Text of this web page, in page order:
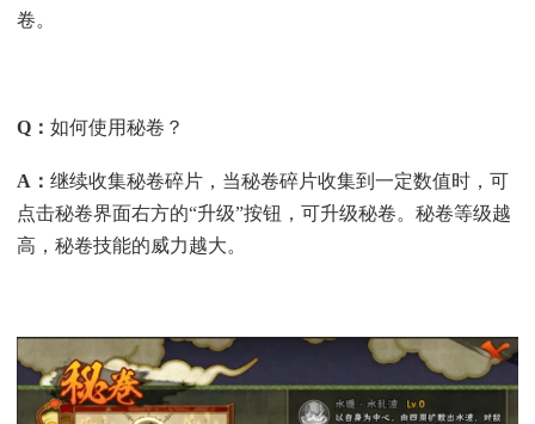
卷。
Q ：如何使用秘卷？
A ：继续收集秘卷碎片，当秘卷碎片收集到一定数值时，可
点击秘卷界面右方的“升级”按钮，可升级秘卷。秘卷等级越
高，秘卷技能的威力越大。